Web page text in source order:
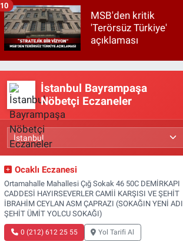
MSB'den kritik
'Terörsüz Türkiye'
açıklaması
10
İstanbul Bayrampaşa
Nöbetçi Eczaneler
Ocaklı Eczanesi
Ortamahalle Mahallesi Çığ Sokak 46 50C DEMİRKAPI
CADDESİ HAYIRSEVERLER CAMİİ KARŞISI VE ŞEHİT
İBRAHİM CEYLAN ASM ÇAPRAZI (SOKAĞIN YENİ ADI
ŞEHİT ÜMİT YOLCU SOKAĞI)
0 (212) 612 25 55 Yol Tarifi Al